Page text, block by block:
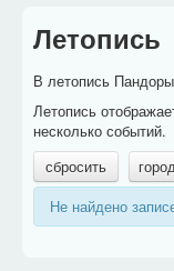
Летопись
В летопись
Летопись
несколько событий.
сбросить
Не найдено